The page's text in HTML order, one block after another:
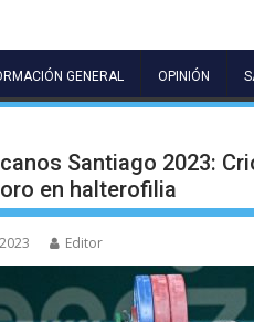
GENERAL OPINIÓN
Santiago 2023:
en halterofilia
Editor